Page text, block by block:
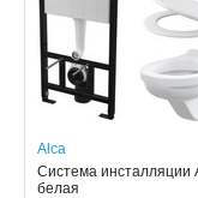
Alca
Система инсталляции
белая